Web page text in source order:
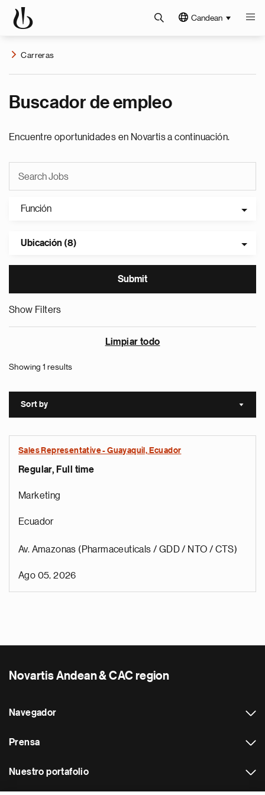
Candean
Carreras
Buscador de empleo
Encuentre oportunidades en Novartis a continuación.
Función
Ubicación (8)
Show Filters
Limpiar todo
Showing 1 results
Sort by Sort
Sales Representative - Guayaquil, Ecuador
Regular, Full time
Marketing
Ecuador
Av. Amazonas (Pharmaceuticals / GDD / NTO / CTS)
Ago 05, 2026
Novartis Andean & CAC region
Navegador
Prensa
Nuestro portafolio